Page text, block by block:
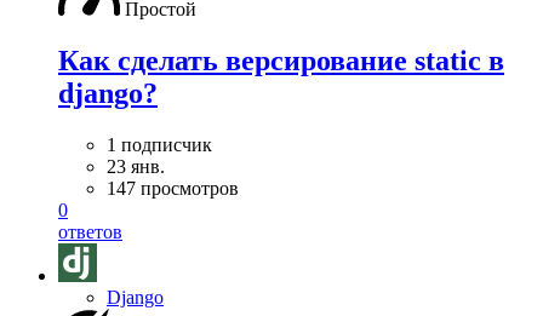
Простой
Как сделать версирование static в
django?
1 подписчик
23 янв.
147 просмотров
0
ответов
Django